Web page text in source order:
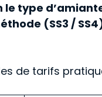
le type
(SS3 /
de tarifs